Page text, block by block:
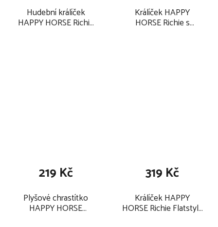
Hudební králíček
HAPPY HORSE Richie
Králíček HAPPY
HORSE Richie s
Plyšové chrastítko
HAPPY HORSE
219 Kč
Králíček HAPPY
HORSE Richie Flatstyle
319 Kč